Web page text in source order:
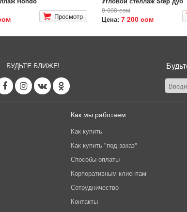
Просмотр
8 000 сом
Цена: 7 200 сом
БУДЬТЕ БЛИЖЕ!
Как мы работаем
Как купить
Как купить "под заказ"
Способы оплаты
Корпоративным клиентам
Сотрудничество
Контакты